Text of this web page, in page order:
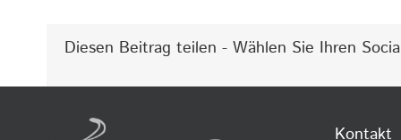
Diesen Beitrag teilen - Wählen Sie Ihren
Kontakt